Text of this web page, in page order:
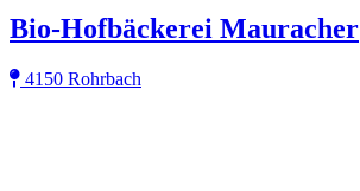
Bio-Hofbäckerei Mauracher
4150 Rohrbach